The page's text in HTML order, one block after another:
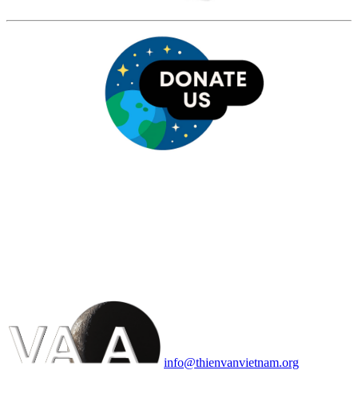
info@thienvanvietnam.org